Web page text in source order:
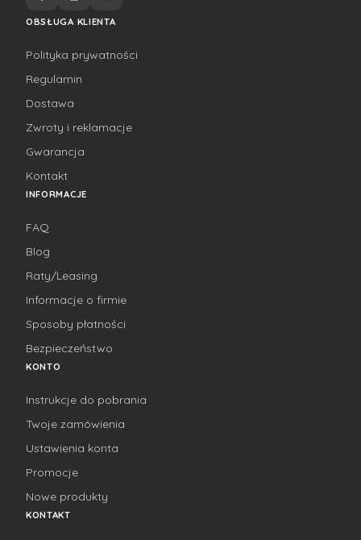
OBSŁUGA KLIENTA
Polityka prywatności
Regulamin
Dostawa
Zwroty i reklamacje
Gwarancja
Kontakt
INFORMACJE
FAQ
Blog
Raty/Leasing
Informacje o firmie
Sposoby płatności
Bezpieczeństwo
KONTO
Instrukcje do pobrania
Twoje zamówienia
Ustawienia konta
Promocje
Nowe produkty
KONTAKT